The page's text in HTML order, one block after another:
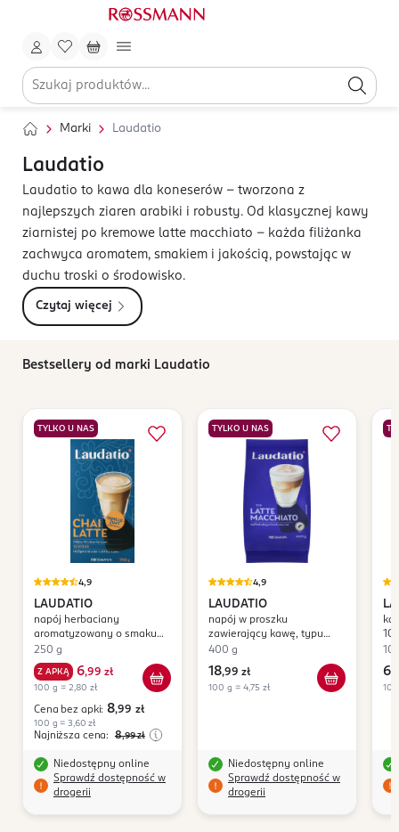
Marki Laudatio
Laudatio
Laudatio to kawa dla koneserów – tworzona z
najlepszych ziaren arabiki i robusty. Od klasycznej kawy
ziarnistej po kremowe latte macchiato – każda filiżanka
zachwyca aromatem, smakiem i jakością, powstając w
duchu troski o środowisko.
Czytaj więcej
Bestsellery od marki Laudatio
TYLKO U NAS
4,9
LAUDATIO
napój herbaciany
aromatyzowany o smaku
Waniliowo-Cynamonowym,
typu Chai Latte
250 g
Z APKĄ 6,99 zł
100 g = 2,80 zł
Cena bez apki: 8,99 zł
100 g = 3,60 zł
Najniższa cena: 8,99 zł
Niedostępny online
Sprawdź dostępność w
drogerii
TYLKO U NAS
4,9
LAUDATIO
napój w proszku
zawierający kawę, typu
Latte Macchiato
400 g
18,99 zł
100 g = 4,75 zł
Niedostępny online
Sprawdź dostępność w
drogerii
64